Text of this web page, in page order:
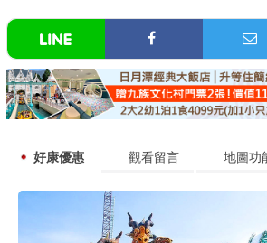
好康優惠 觀看留言 地圖功